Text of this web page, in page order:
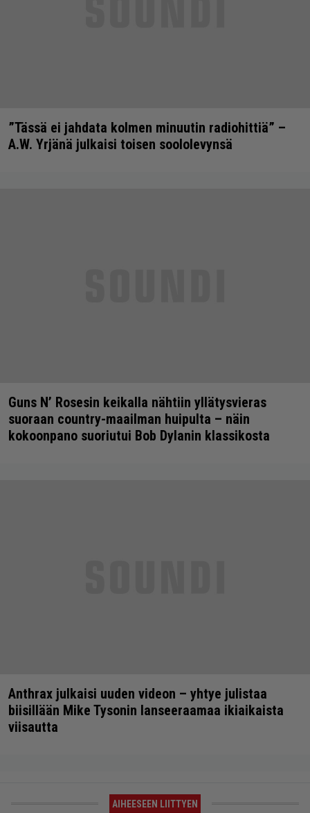
”Tässä ei jahdata kolmen minuutin radiohittiä” –
A.W. Yrjänä julkaisi toisen soololevynsä
Guns N’ Rosesin keikalla nähtiin yllätysvieras
suoraan country-maailman huipulta – näin
kokoonpano suoriutui Bob Dylanin klassikosta
Anthrax julkaisi uuden videon – yhtye julistaa
biisillään Mike Tysonin lanseeraamaa ikiaikaista
viisautta
AIHEESEEN LIITTYEN